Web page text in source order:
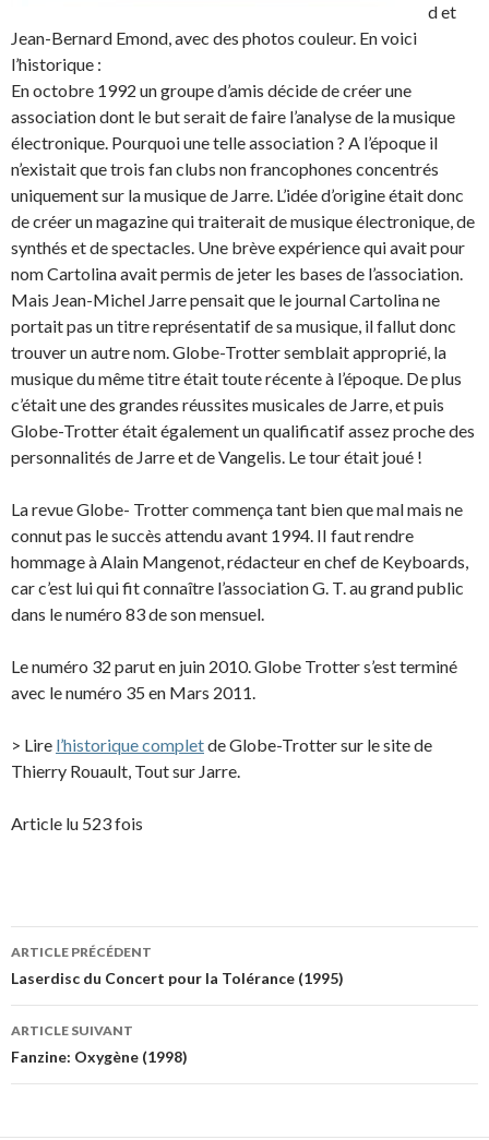
d et
Jean-Bernard Emond, avec des photos couleur. En voici
l’historique :
En octobre 1992 un groupe d’amis décide de créer une
association dont le but serait de faire l’analyse de la musique
électronique. Pourquoi une telle association ? A l’époque il
n’existait que trois fan clubs non francophones concentrés
uniquement sur la musique de Jarre. L’idée d’origine était donc
de créer un magazine qui traiterait de musique électronique, de
synthés et de spectacles. Une brève expérience qui avait pour
nom Cartolina avait permis de jeter les bases de l’association.
Mais Jean-Michel Jarre pensait que le journal Cartolina ne
portait pas un titre représentatif de sa musique, il fallut donc
trouver un autre nom. Globe-Trotter semblait approprié, la
musique du même titre était toute récente à l’époque. De plus
c’était une des grandes réussites musicales de Jarre, et puis
Globe-Trotter était également un qualificatif assez proche des
personnalités de Jarre et de Vangelis. Le tour était joué !
La revue Globe- Trotter commença tant bien que mal mais ne
connut pas le succès attendu avant 1994. II faut rendre
hommage à Alain Mangenot, rédacteur en chef de Keyboards,
car c’est lui qui fit connaître l’association G. T. au grand public
dans le numéro 83 de son mensuel.
Le numéro 32 parut en juin 2010. Globe Trotter s’est terminé
avec le numéro 35 en Mars 2011.
> Lire l’historique completde Globe-Trotter sur le site de
Thierry Rouault, Tout sur Jarre.
Article lu 523 fois
Navigation
des
articles
ARTICLE PRÉCÉDENT
Laserdisc du Concert pour la Tolérance (1995)
ARTICLE SUIVANT
Fanzine: Oxygène (1998)